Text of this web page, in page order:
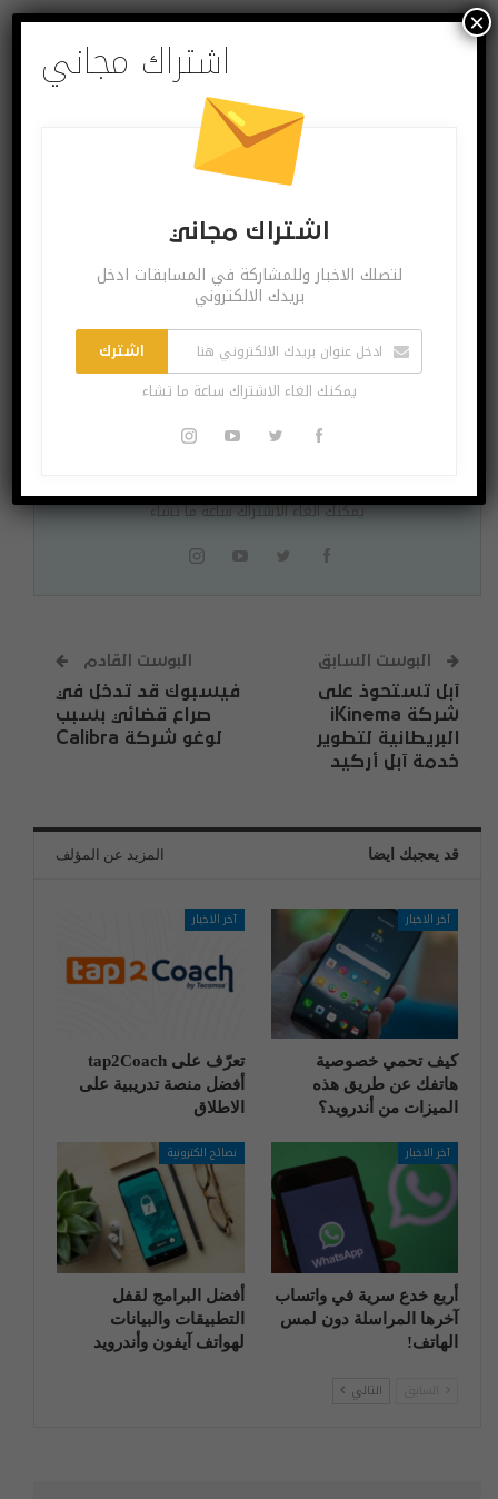
اشتراك مجاني
لتصلك الاخبار وللمشاركة في المسابقات ادخل بريدك
يمكنك الغاء الاشتراك ساعة ما تشاء
البوست السابق
آبل تستحوذ على
شركة iKinema
البريطانية لتطوير
خدمة آبل أركيد
البوست القادم
فيسبوك قد تدخل في
صراع قضائي بسبب
لوغو شركة Calibra
قد يعجبك ايضا المزيد عن المؤلف
آخر الاخبار
كيف تحمي خصوصية
هاتفك عن طريق هذه
الميزات من أندرويد؟
آخر الاخبار
تعرّف على tap2Coach
أفضل منصة تدريبية على
الاطلاق
آخر الاخبار
أربع خدع سرية في واتساب
آخرها المراسلة دون لمس
الهاتف!
نصائح الكترونية
أفضل البرامج لقفل
التطبيقات والبيانات
لهواتف آيفون وأندرويد
التالي
اشتراك مجاني
اشتراك مجاني
لتصلك الاخبار وللمشاركة في المسابقات ادخل
بريدك الالكتروني
اشترك
يمكنك الغاء الاشتراك ساعة ما تشاء
×